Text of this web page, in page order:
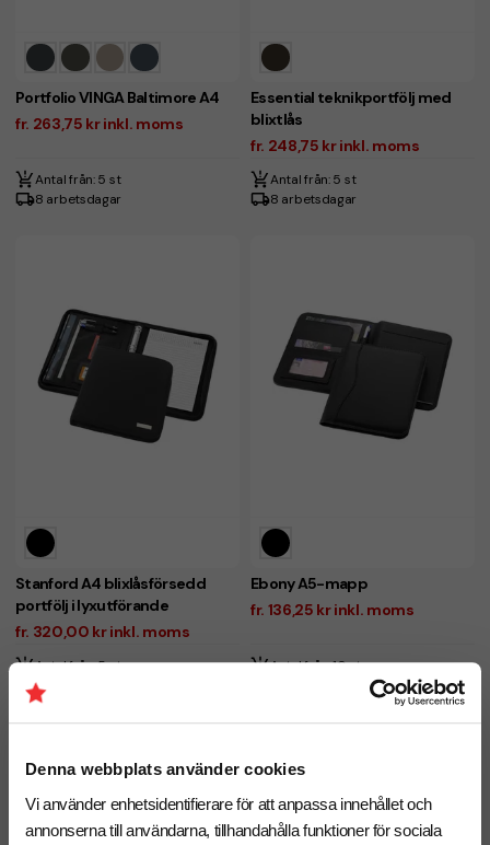
Denna webbplats använder cookies
Vi använder enhetsidentifierare för att anpassa innehållet och
annonserna till användarna, tillhandahålla funktioner för sociala
Portfolio VINGA Baltimore A4
fr. 263,75 kr inkl. moms
Antal från: 5 st
8 arbetsdagar
Essential teknikportfölj med
blixtlås
fr. 248,75 kr inkl. moms
Antal från: 5 st
8 arbetsdagar
Stanford A4 blixlåsförsedd
portfölj i lyxutförande
fr. 320,00 kr inkl. moms
Antal från: 5 st
6 arbetsdagar
Ebony A5-mapp
fr. 136,25 kr inkl. moms
Antal från: 10 st